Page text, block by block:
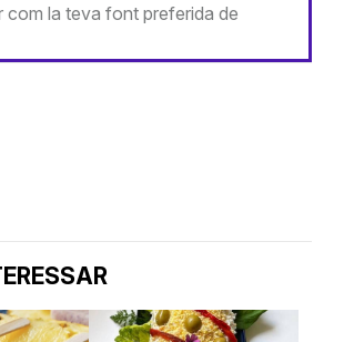
com la teva font preferida de